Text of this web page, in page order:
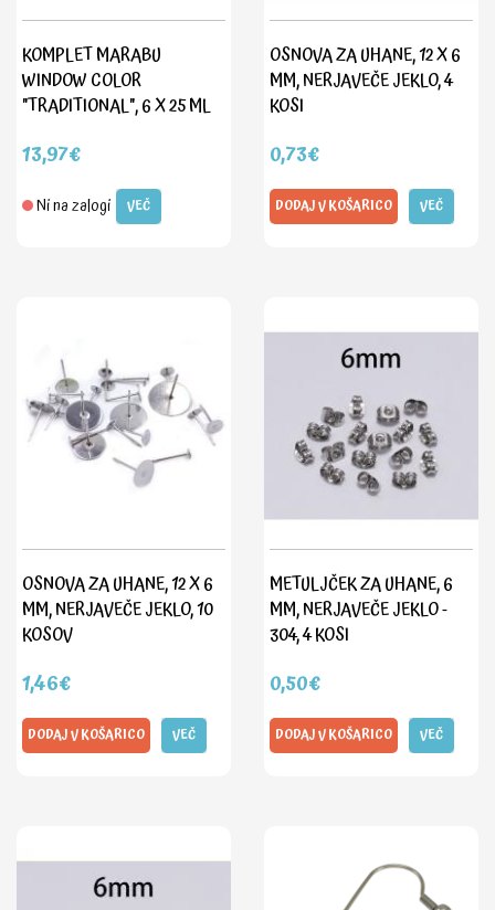
KOMPLET MARABU
WINDOW COLOR
"TRADITIONAL", 6 X 25 ML
13,97€
Ni na zalogi VEČ
OSNOVA ZA UHANE, 12 X 6
MM, NERJAVEČE JEKLO, 4
KOSI
0,73€
DODAJ V KOŠARICO VEČ
OSNOVA ZA UHANE, 12 X 6
MM, NERJAVEČE JEKLO, 10
KOSOV
1,46€
DODAJ V KOŠARICO VEČ
METULJČEK ZA UHANE, 6
MM, NERJAVEČE JEKLO -
304, 4 KOSI
0,50€
DODAJ V KOŠARICO VEČ